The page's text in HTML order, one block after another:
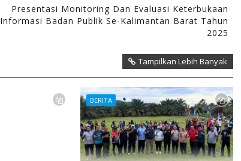
Presentasi Monitoring Dan Evaluasi Keterbukaan
Informasi Badan Publik Se-Kalimantan Barat Tahun
2025
Tampilkan Lebih Banyak
BERITA